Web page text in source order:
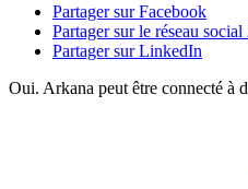
Partager sur Facebook
Partager sur le réseau social
Partager sur LinkedIn
Oui. Arkana peut être connecté à